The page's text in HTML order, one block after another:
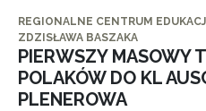
REGIONALNE CENTRUM
ZDZISŁAWA BASZAKA
PIERWSZY MASOWY
POLAKÓW DO KL
PLENEROWA